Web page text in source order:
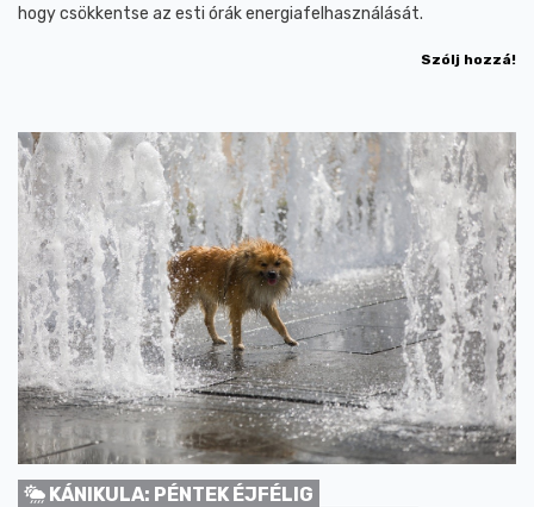
hogy csökkentse az esti órák energiafelhasználását.
Szólj hozzá!
KÁNIKULA: PÉNTEK ÉJFÉLIG